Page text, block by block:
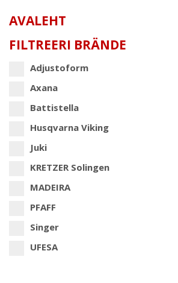
AVALEHT
FILTREERI BRÄNDE
Adjustoform
Axana
Battistella
Husqvarna Viking
Juki
KRETZER Solingen
MADEIRA
PFAFF
Singer
UFESA